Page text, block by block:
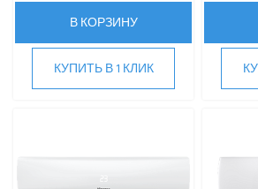
В КОРЗИНУ
КУПИТЬ В 1 КЛИК